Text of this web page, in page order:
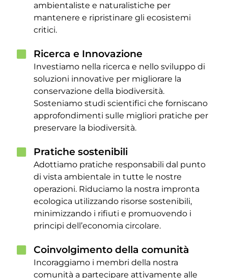
ambientaliste e naturalistiche per
mantenere e ripristinare gli ecosistemi
critici.
Ricerca e Innovazione
Investiamo nella ricerca e nello sviluppo di
soluzioni innovative per migliorare la
conservazione della biodiversità.
Sosteniamo studi scientifici che forniscano
approfondimenti sulle migliori pratiche per
preservare la biodiversità.
Pratiche sostenibili
Adottiamo pratiche responsabili dal punto
di vista ambientale in tutte le nostre
operazioni. Riduciamo la nostra impronta
ecologica utilizzando risorse sostenibili,
minimizzando i rifiuti e promuovendo i
principi dell’economia circolare.
Coinvolgimento della comunità
Incoraggiamo i membri della nostra
comunità a partecipare attivamente alle